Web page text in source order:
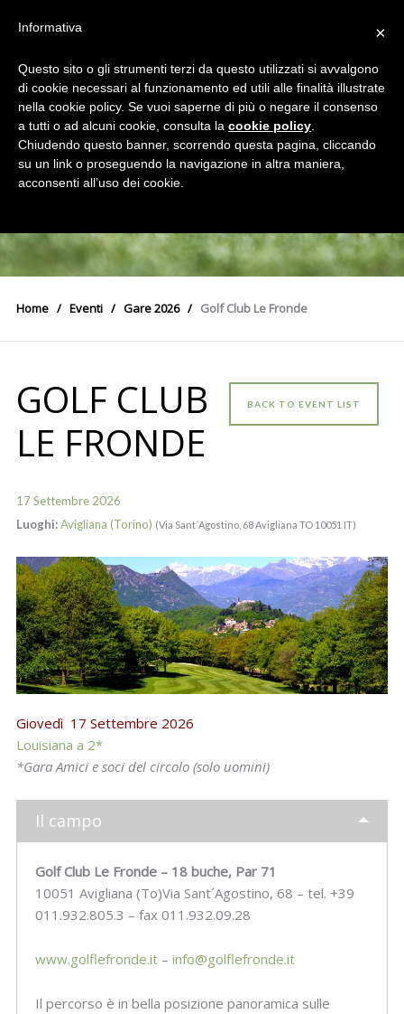
Home Eventi Gare 2026 Golf Club Le Fronde
BACK TO EVENT LIST
GOLF CLUB
LE FRONDE
17 Settembre 2026
Luoghi:Avigliana (Torino) (Via Sant´Agostino, 68 Avigliana TO 10051 IT)
Giovedì 17 Settembre 2026
Louisiana a 2*
*Gara Amici e soci del circolo (solo uomini)
Il campo
Golf Club Le Fronde – 18 buche, Par 71
10051 Avigliana (To)Via Sant´Agostino, 68 – tel. +39
011.932.805.3 – fax 011.932.09.28
www.golflefronde.it– info@golflefronde.it
Il percorso è in bella posizione panoramica sulle
×
Informativa
Questo sito o gli strumenti terzi da questo utilizzati si avvalgono
di cookie necessari al funzionamento ed utili alle finalità illustrate
nella cookie policy. Se vuoi saperne di più o negare il consenso
a tutti o ad alcuni cookie, consulta la cookie policy
Chiudendo questo banner, scorrendo questa pagina, cliccando
su un link o proseguendo la navigazione in altra maniera,
acconsenti all’uso dei cookie.